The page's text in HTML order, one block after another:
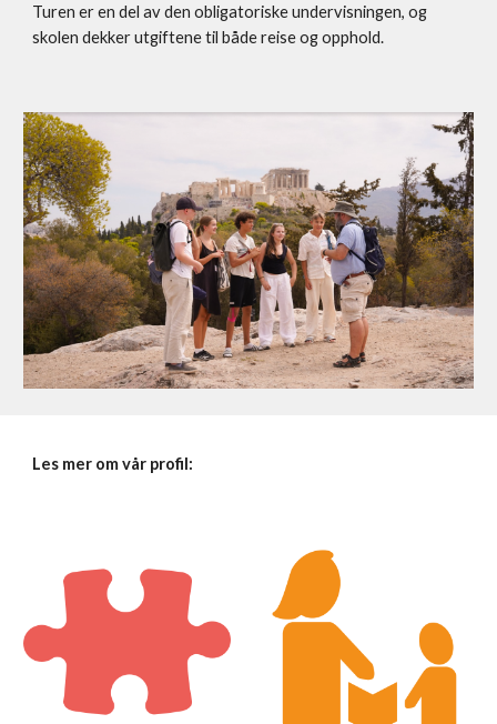
Turen er en del av den obligatoriske undervisningen, og
skolen dekker utgiftene til både reise og opphold.
Les mer om vår profil: